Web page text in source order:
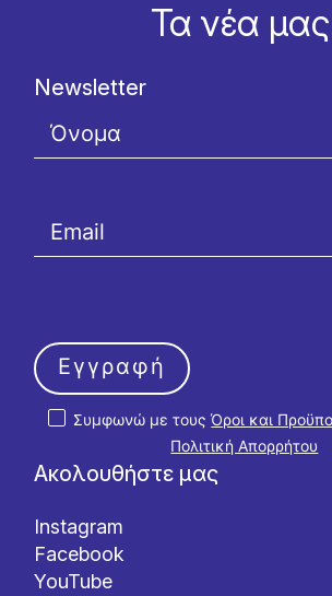
Τα νέα
Ακολουθήστε μας
Instagram
Facebook
YouTube
Newsletter
Συμφωνώ με τουςΌροι και
Πολιτική Απορρήτου
Εγγραφή